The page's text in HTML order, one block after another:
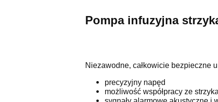
Pompa infuzyjna
Niezawodne, całkowicie bezpieczne
precyzyjny napęd
możliwość współpracy ze